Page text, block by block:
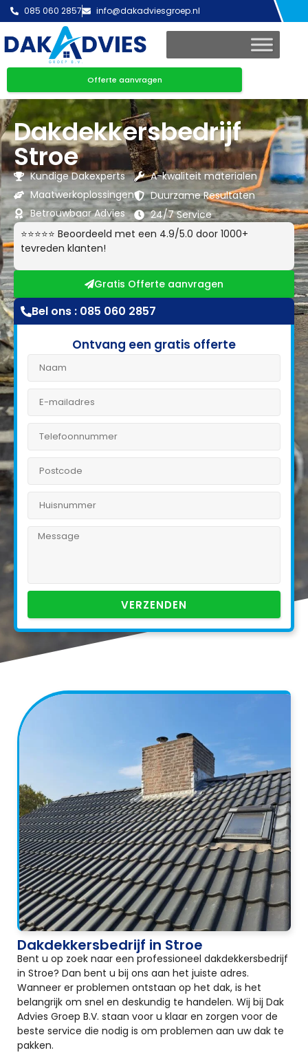
085 060 2857 info@dakadviesgroep.nl
Offerte aanvragen
Dakdekkersbedrijf
Stroe
Kundige Dakexperts
Maatwerkoplossingen
Betrouwbaar Advies
A-kwaliteit materialen
Duurzame Resultaten
24/7 Service
⭐⭐⭐⭐⭐ Beoordeeld met een 4.9/5.0 door 1000+
tevreden klanten!
Gratis Offerte aanvragen
Bel ons : 085 060 2857
Ontvang een gratis offerte
VERZENDEN
Dakdekkersbedrijf in Stroe
Bent u op zoek naar een professioneel dakdekkersbedrijf
in Stroe? Dan bent u bij ons aan het juiste adres.
Wanneer er problemen ontstaan op het dak, is het
belangrijk om snel en deskundig te handelen. Wij bij Dak
Advies Groep B.V. staan voor u klaar en zorgen voor de
beste service die nodig is om problemen aan uw dak te
pakken.